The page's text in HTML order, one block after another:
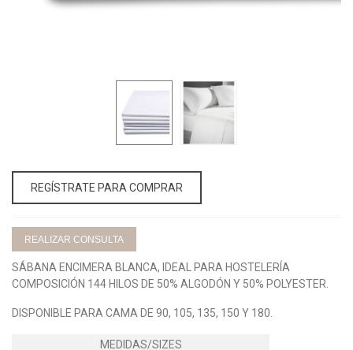
REGÍSTRATE PARA COMPRAR
REALIZAR CONSULTA
SÁBANA ENCIMERA BLANCA, IDEAL PARA HOSTELERÍA
COMPOSICIÓN 144 HILOS DE 50% ALGODÓN Y 50% POLYESTER.
DISPONIBLE PARA CAMA DE 90, 105, 135, 150 Y 180.